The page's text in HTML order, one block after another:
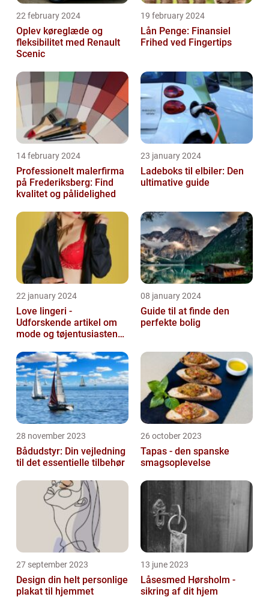
22 february 2024
Oplev køreglæde og
fleksibilitet med Renault
Scenic
19 february 2024
Lån Penge: Finansiel
Frihed ved Fingertips
14 february 2024
Professionelt malerfirma
på Frederiksberg: Find
kvalitet og pålidelighed
23 january 2024
Ladeboks til elbiler: Den
ultimative guide
22 january 2024
Love lingeri -
Udforskende artikel om
mode og tøjentusiastens
08 january 2024
Guide til at finde den
perfekte bolig
28 november 2023
Bådudstyr: Din vejledning
til det essentielle tilbehør
26 october 2023
Tapas - den spanske
smagsoplevelse
27 september 2023
Design din helt personlige
plakat til hjemmet
13 june 2023
Låsesmed Hørsholm -
sikring af dit hjem